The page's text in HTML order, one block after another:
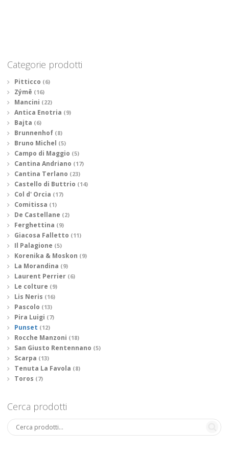
Categorie prodotti
Pitticco (6)
Zýmē (16)
Mancini (22)
Antica Enotria (9)
Bajta (6)
Brunnenhof (8)
Bruno Michel (5)
Campo di Maggio (5)
Cantina Andriano (17)
Cantina Terlano (23)
Castello di Buttrio (14)
Col d' Orcia (17)
Comitissa (1)
De Castellane (2)
Ferghettina (9)
Giacosa Falletto (11)
Il Palagione (5)
Korenika & Moskon (9)
La Morandina (9)
Laurent Perrier (6)
Le colture (9)
Lis Neris (16)
Pascolo (13)
Pira Luigi (7)
Punset (12)
Rocche Manzoni (18)
San Giusto Rentennano (5)
Scarpa (13)
Tenuta La Favola (8)
Toros (7)
Cerca prodotti